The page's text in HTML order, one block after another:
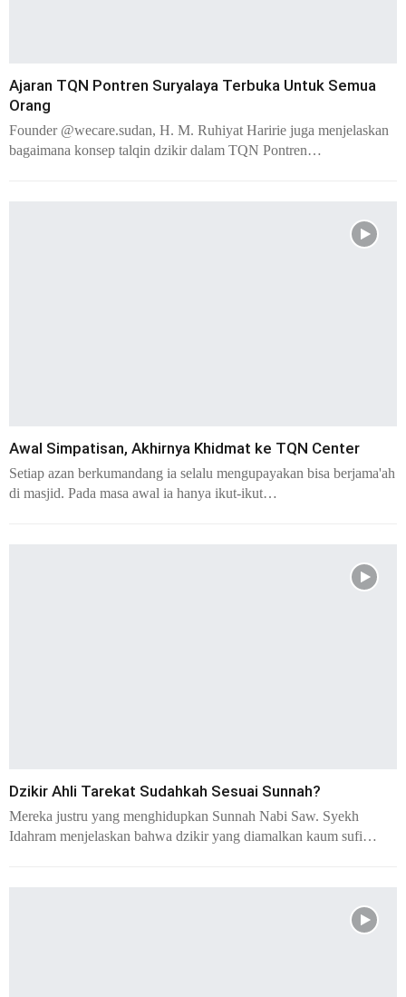
Ajaran TQN Pontren Suryalaya Terbuka Untuk Semua
Orang
Founder @wecare.sudan, H. M. Ruhiyat Haririe juga menjelaskan
bagaimana konsep talqin dzikir dalam TQN Pontren…
Awal Simpatisan, Akhirnya Khidmat ke TQN Center
Setiap azan berkumandang ia selalu mengupayakan bisa berjama'ah
di masjid. Pada masa awal ia hanya ikut-ikut…
Dzikir Ahli Tarekat Sudahkah Sesuai Sunnah?
Mereka justru yang menghidupkan Sunnah Nabi Saw. Syekh
Idahram menjelaskan bahwa dzikir yang diamalkan kaum sufi…